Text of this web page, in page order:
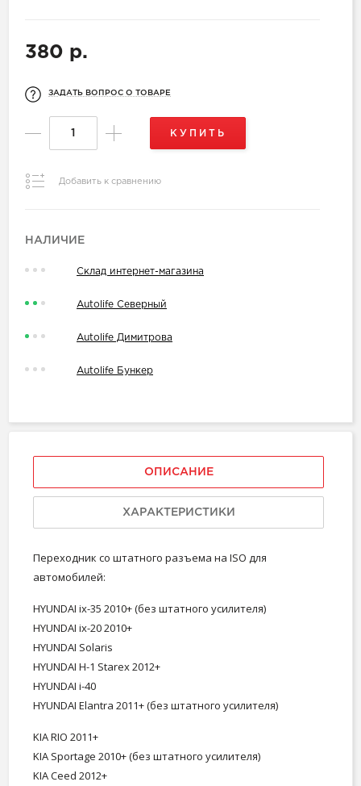
380 р.
ЗАДАТЬ ВОПРОС О ТОВАРЕ
КУПИТЬ
Добавить к сравнению
НАЛИЧИЕ
Склад интернет-магазина
Autolife Северный
Autolife Димитрова
Autolife Бункер
ОПИСАНИЕ
ХАРАКТЕРИСТИКИ
Переходник со штатного разъема на ISO для
автомобилей:
HYUNDAI ix-35 2010+ (без штатного усилителя)
HYUNDAI ix-20 2010+
HYUNDAI Solaris
HYUNDAI H-1 Starex 2012+
HYUNDAI i-40
HYUNDAI Elantra 2011+ (без штатного усилителя)
KIA RIO 2011+
KIA Sportage 2010+ (без штатного усилителя)
KIA Ceed 2012+